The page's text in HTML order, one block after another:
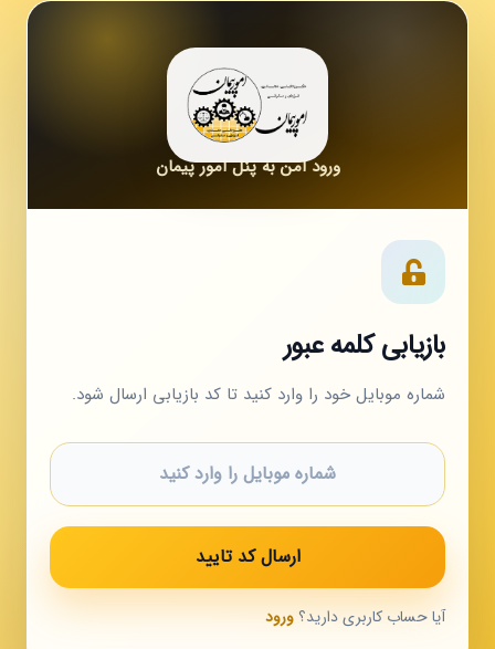
بازیابی کلمه عبور
شماره موبایل خود را وارد کنید تا کد بازیابی ارسال شود.
ارسال کد تایید
آیا حساب کاربری دارید؟ ورود